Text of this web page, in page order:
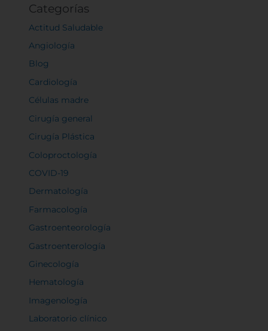
Categorías
Actitud Saludable
Angiología
Blog
Cardiología
Células madre
Cirugía general
Cirugía Plástica
Coloproctología
COVID-19
Dermatología
Farmacología
Gastroenteorología
Gastroenterología
Ginecología
Hematología
Imagenología
Laboratorio clínico